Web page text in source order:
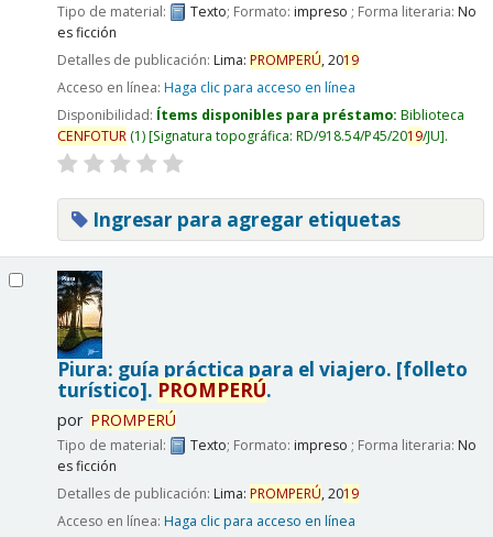
Tipo de material: Texto; Formato: impreso ; Forma literaria: No
es ficción
Detalles de publicación: Lima: PROMPERÚ,2019
Acceso en línea: Haga clic para acceso en línea
Disponibilidad: Ítems disponibles para préstamo: Biblioteca
CENFOTUR(1) Signatura topográfica: RD/918.54/P45/2019/JU .
Ingresar para agregar etiquetas
Piura: guía práctica para el viajero. [folleto
turístico]. PROMPERÚ.
por PROMPERÚ
Tipo de material: Texto; Formato: impreso ; Forma literaria: No
es ficción
Detalles de publicación: Lima: PROMPERÚ,2019
Acceso en línea: Haga clic para acceso en línea